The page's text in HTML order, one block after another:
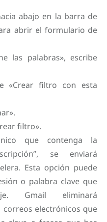
abajo en la barra de
abrir el formulario de
las palabras», escribe
«Crear filtro con esta
filtro».
que contenga la
se enviará
Esta opción puede
o palabra clave que
Gmail eliminará
electrónicos que